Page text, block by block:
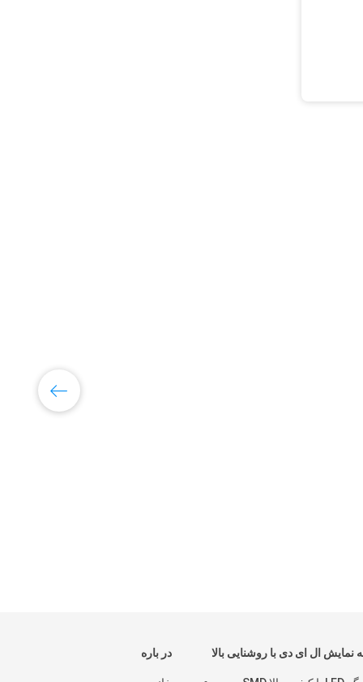
در باره ال ای دی با روشنایی بالا